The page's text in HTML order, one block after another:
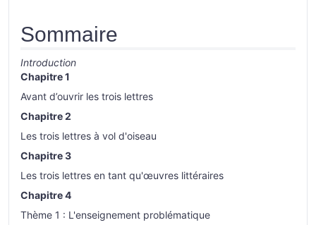
Sommaire
Introduction
Chapitre 1
Avant d’ouvrir les trois lettres
Chapitre 2
Les trois lettres à vol d'oiseau
Chapitre 3
Les trois lettres en tant qu'œuvres littéraires
Chapitre 4
Thème 1 : L'enseignement problématique